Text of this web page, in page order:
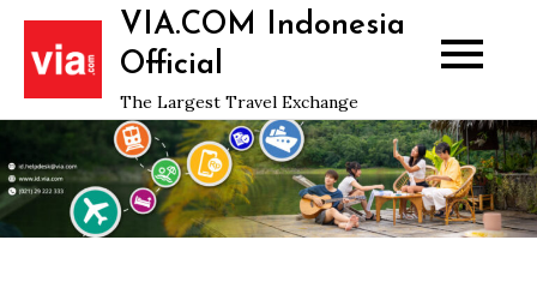
Skip
content
VIA.COM Indonesia
Official
The Largest Travel Exchange